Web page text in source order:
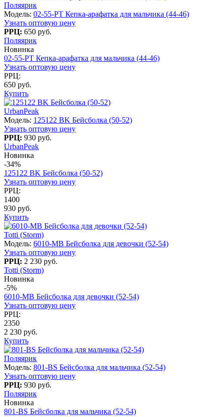
Поляярик
Модель: 02-55-PT Кепка-арафатка для мальчика (44-46)
Узнать оптовую цену
РРЦ: 650 руб.
Поляярик
Новинка
02-55-PT Кепка-арафатка для мальчика (44-46)
Узнать оптовую цену
РРЦ:
650 руб.
Купить
UrbanPeak
Модель: 125122 BK Бейсболка (50-52)
Узнать оптовую цену
РРЦ: 930 руб.
UrbanPeak
Новинка
-34%
125122 BK Бейсболка (50-52)
Узнать оптовую цену
РРЦ:
1400
930 руб.
Купить
Totti (Storm)
Модель: 6010-МB Бейсболка для девочки (52-54)
Узнать оптовую цену
РРЦ: 2 230 руб.
Totti (Storm)
Новинка
-5%
6010-МB Бейсболка для девочки (52-54)
Узнать оптовую цену
РРЦ:
2350
2 230 руб.
Купить
Поляярик
Модель: 801-BS Бейсболка для мальчика (52-54)
Узнать оптовую цену
РРЦ: 930 руб.
Поляярик
Новинка
801-BS Бейсболка для мальчика (52-54)